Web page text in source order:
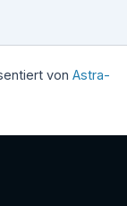
von Astra-